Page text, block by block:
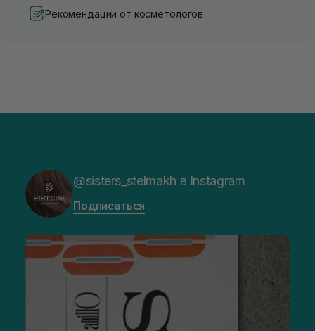
Рекомендации от косметологов
@sisters_stelmakh в Instagram
Подписаться